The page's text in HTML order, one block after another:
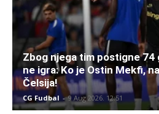
Zbog njega tim postigne 74
ne igra: Ko je Ostin Mekfi,
Čelsija!
CG Fudbal - 9 Aug 2026. 12:51